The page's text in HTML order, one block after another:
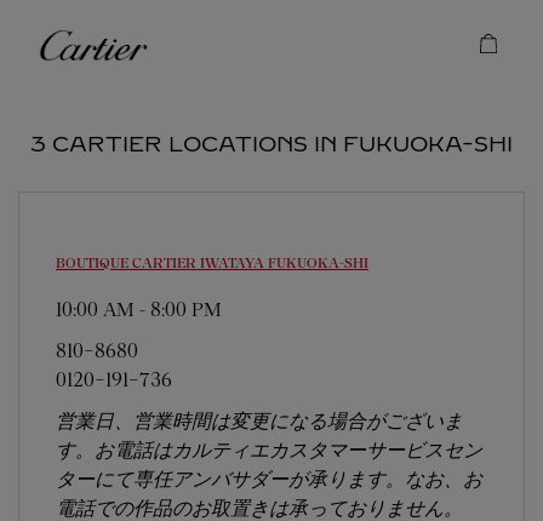
Cartier
3 CARTIER LOCATIONS IN FUKUOKA-SHI
BOUTIQUE CARTIER IWATAYA FUKUOKA-SHI
10:00 AM - 8:00 PM
810-8680
0120-191-736
営業日、営業時間は変更になる場合がございま
す。お電話はカルティエカスタマーサービスセン
ターにて専任アンバサダーが承ります。なお、お
電話での作品のお取置きは承っておりません。